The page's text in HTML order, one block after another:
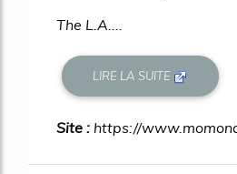
The L.A....
LIRE LA SUITE
Site : https://